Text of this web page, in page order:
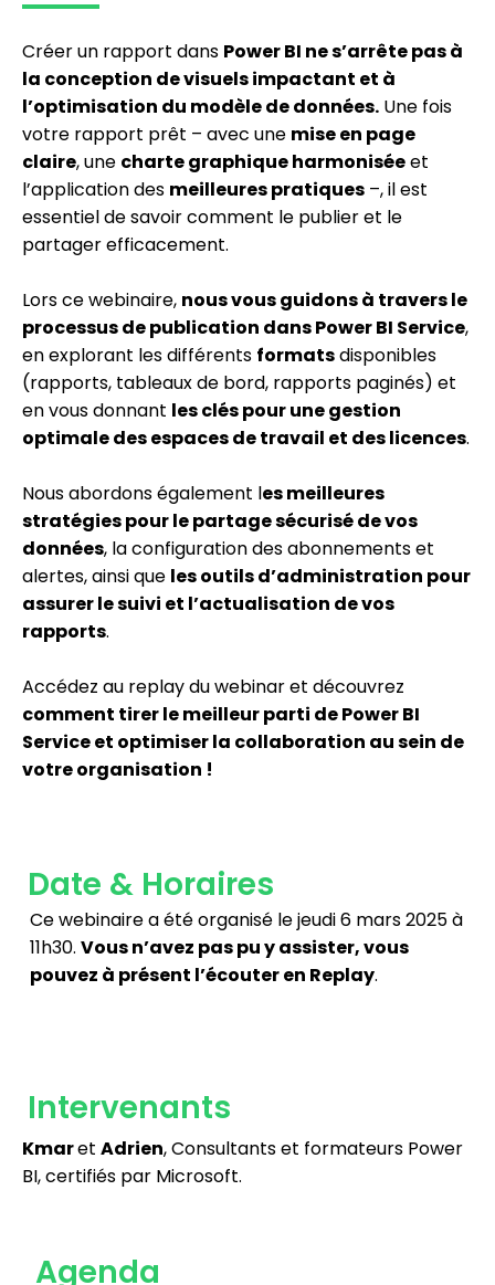
Créer un rapport dans Power BI ne s’arrête pas à
la conception de visuels impactant et à
l’optimisation du modèle de données. Une fois
votre rapport prêt – avec une mise en page
claire, une charte graphique harmoniséeet
l’application des meilleures pratiques –, il est
essentiel de savoir comment le publier et le
partager efficacement.
Lors ce webinaire, nous vous guidons à travers le
processus de publication dans Power BI Service,
en explorant les différents formatsdisponibles
(rapports, tableaux de bord, rapports paginés) et
en vous donnant les clés pour une gestion
optimale des espaces de travail et des licences.
Nous abordons également les meilleures
stratégies pour le partage sécurisé de vos
données, la configuration des abonnements et
alertes, ainsi que les outils d’administration pour
assurer le suivi et l’actualisation de vos
rapports.
Accédez au replay du webinar et découvrez
comment tirer le meilleur parti de Power BI
Service et optimiser la collaboration au sein de
votre organisation !
Date & Horaires
Ce webinaire a été organisé le jeudi 6 mars 2025 à
11h30. Vous n’avez pas pu y assister, vous
pouvez à présent l’écouter en Replay.
Intervenants
Kmaret Adrien, Consultants et formateurs Power
BI, certifiés par Microsoft.
Agenda